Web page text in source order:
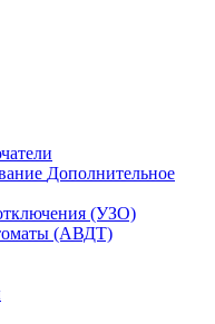
Дополнительное
(УЗО)
(АВДТ)